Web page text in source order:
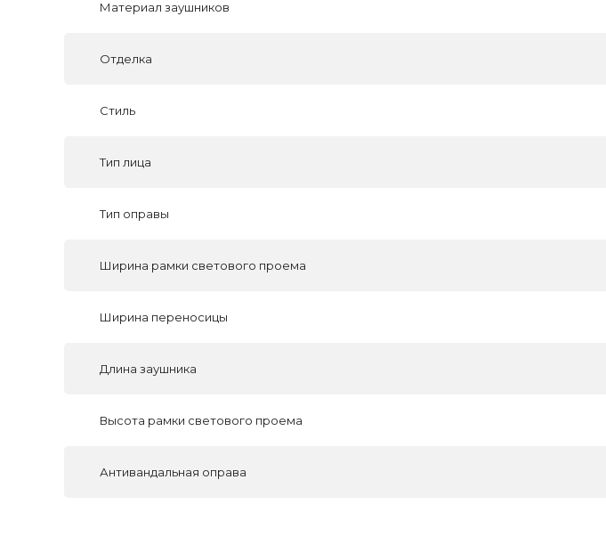
Материал заушников
Отделка
Стиль
Тип лица
Тип оправы
Ширина рамки светового проема
Ширина переносицы
Длина заушника
Высота рамки светового проема
Антивандальная оправа